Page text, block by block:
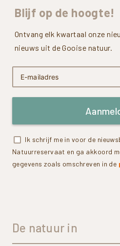
Blijf op de hoogte!
Ontvang elk kwartaal onze
nieuws uit de Gooise natuur.
Ik schrijf me in voor de
Natuurreservaat en ga akkoord
gegevens zoals omschreven in de
De natuur in